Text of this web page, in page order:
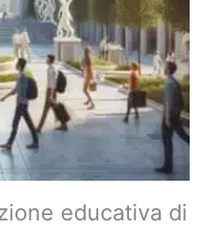
educativa di